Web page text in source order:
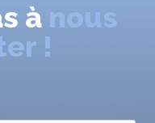
à nous
!